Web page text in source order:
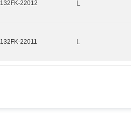
132FK-22012
132FK-22011